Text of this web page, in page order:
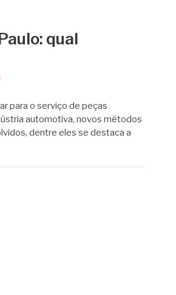
qual
para o serviço de peças
automotiva, novos métodos
dentre eles se destaca a